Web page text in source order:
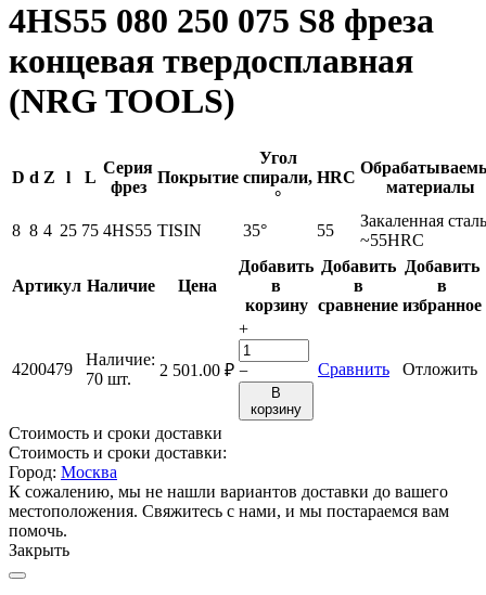
4HS55 080 250 075 S8 фреза
концевая твердосплавная
(NRG TOOLS)
D d Z l L
Серия
фрез
Покрытие
Угол
спирали,
°
HRC
материалы
8 8 4 25 75 4HS55 TISIN 35° 55
Закаленная сталь
~55HRC
Артикул Наличие Цена
Добавить
в
корзину
Добавить
в
сравнение
Добавить
в
избранное
4200479
Наличие:
70 шт.
2 501.00 ₽
+
−
В
корзину
Сравнить Отложить
Стоимость и сроки доставки
Стоимость и сроки доставки:
Город: Москва
К сожалению, мы не нашли вариантов доставки до вашего
местоположения. Свяжитесь с нами, и мы постараемся вам
помочь.
Закрыть